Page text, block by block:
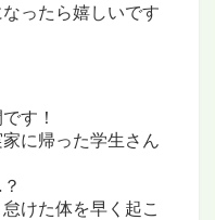
ったら嬉しいです
す！
に帰った学生さん
けた体を早く起こ